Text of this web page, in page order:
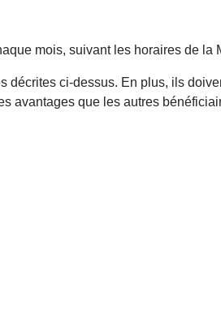
mois, suivant les horaires de la
décrites ci-dessus. En plus, ils
avantages que les autres